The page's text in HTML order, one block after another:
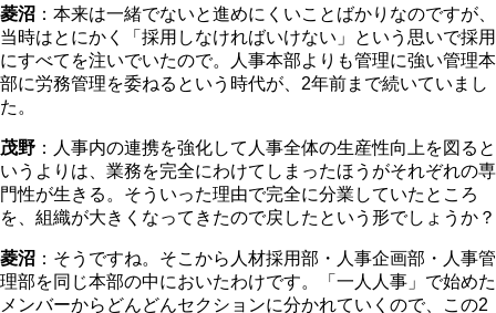
菱沼 ：本来は一緒でないと進めにくいことばかりなのですが、
当時はとにかく「採用しなければいけない」という思いで採用
にすべてを注いでいたので。人事本部よりも管理に強い管理本
部に労務管理を委ねるという時代が、2年前まで続いていまし
た。
茂野 ：人事内の連携を強化して人事全体の生産性向上を図ると
いうよりは、業務を完全にわけてしまったほうがそれぞれの専
門性が生きる。そういった理由で完全に分業していたところ
を、組織が大きくなってきたので戻したという形でしょうか？
菱沼 ：そうですね。そこから人材採用部・人事企画部・人事管
理部を同じ本部の中においたわけです。「一人人事」で始めた
メンバーからどんどんセクションに分かれていくので、この2